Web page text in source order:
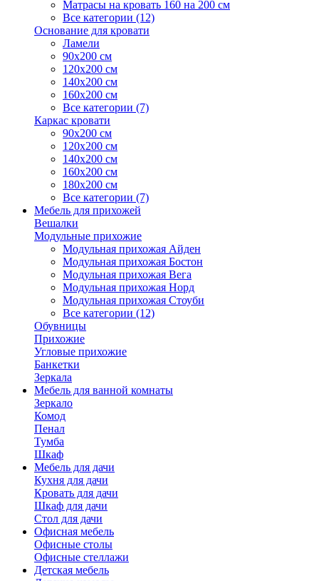
Матрасы на кровать 160 на 200 см
Все категории (12)
Основание для кровати
Ламели
90х200 см
120х200 см
140х200 см
160х200 см
Все категории (7)
Каркас кровати
90х200 см
120х200 см
140х200 см
160х200 см
180х200 см
Все категории (7)
Мебель для прихожей
Вешалки
Модульные прихожие
Модульная прихожая Айден
Модульная прихожая Бостон
Модульная прихожая Вега
Модульная прихожая Норд
Модульная прихожая Стоуби
Все категории (12)
Обувницы
Прихожие
Угловые прихожие
Банкетки
Зеркала
Мебель для ванной комнаты
Зеркало
Комод
Пенал
Тумба
Шкаф
Мебель для дачи
Кухня для дачи
Кровать для дачи
Шкаф для дачи
Стол для дачи
Офисная мебель
Офисные столы
Офисные стеллажи
Детская мебель